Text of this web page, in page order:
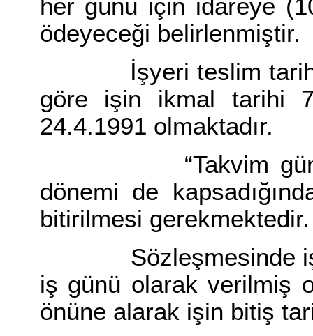
her günü için idareye
ödeyeceği belirlenmiştir.
İşyeri teslim tarihi
göre işin ikmal tarihi
24.4.1991 olmaktadır.
“Takvim günü”
dönemi de
bitirilmesi gerekmektedir.
Sözleşmesinde işin
iş günü olarak verilmiş
önüne alarak işin bitiş